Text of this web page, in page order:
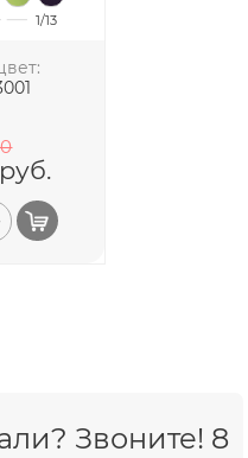
1/13
руб.
Звоните! 8